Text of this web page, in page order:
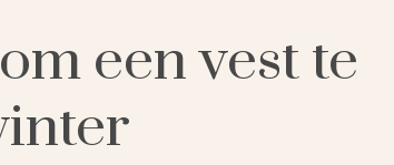
een vest te